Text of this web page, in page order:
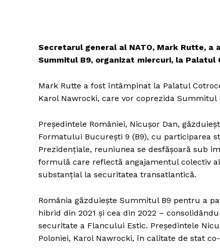
Secretarul general al NATO, Mark Rutte,
Summitul B9, organizat miercuri, la Palatul
Mark Rutte a fost întâmpinat la Palatul
Karol Nawrocki, care vor coprezida
Președintele României, Nicușor Dan,
Formatului București 9 (B9), cu participarea
Prezidențiale, reuniunea se desfășoară sub
formulă care reflectă angajamentul colectiv
substanțial la securitatea transatlantică.
România găzduiește Summitul B9 pentru a
hibrid din 2021 și cea din 2022 –
securitate a Flancului Estic. Președintele
Poloniei, Karol Nawrocki, în calitate de stat